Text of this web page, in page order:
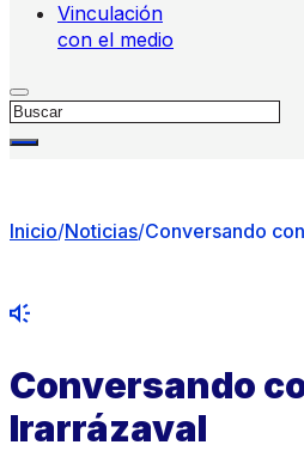
Vinculación
con el medio
Buscar
Inicio/Noticias/Conversando
Conversando
Irarrázaval